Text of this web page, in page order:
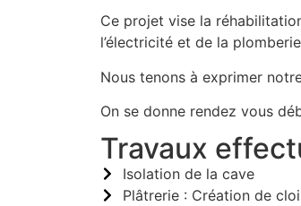
Ce projet vise la
l’électricité et de la
Nous tenons à exprimer
On se donne rendez vous
Travaux
Isolation de la cave
Plâtrerie : Création de